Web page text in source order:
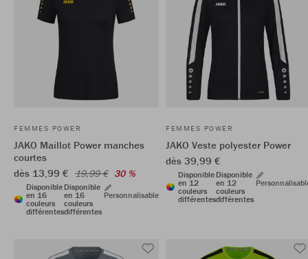
FEMMES POWER
JAKO Maillot Power manches
courtes
dès 13,99 € 19,99 € 30 %
Disponible
en 16
couleurs
différentes
Disponible
en 16
couleurs
différentes
Personnalisable
FEMMES POWER
JAKO Veste polyester Power
dès 39,99 €
Disponible
en 12
couleurs
différentes
Disponible
en 12
couleurs
différentes